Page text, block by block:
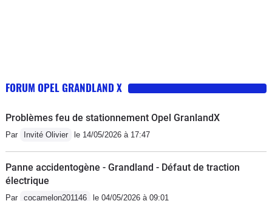
FORUM OPEL GRANDLAND X
Problèmes feu de stationnement Opel GranlandX
Par Invité Olivier le 14/05/2026 à 17:47
Panne accidentogène - Grandland - Défaut de traction
électrique
Par cocamelon201146 le 04/05/2026 à 09:01